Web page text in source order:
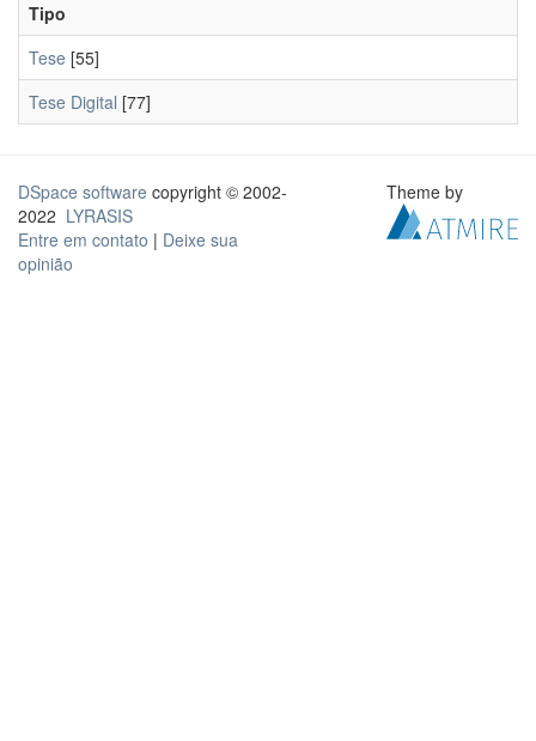
Tipo
Tese [55]
Tese Digital [77]
DSpace software copyright © 2002-
2022 LYRASIS
Entre em contato | Deixe sua
opinião
Theme by